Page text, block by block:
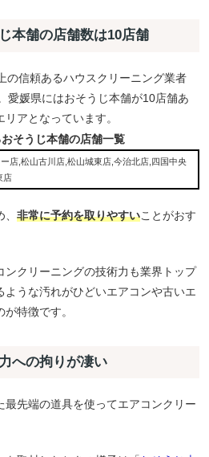
本舗の店舗数は10店舗
の信頼あるハウスクリーニング業者
愛媛県にはおそうじ本舗が10店舗あ
アとなっています。
そうじ本舗の店舗一覧
店,松山古川店,松山城東店,今治北店,四国中央
店
非常に予約を取りやすいことがおす
ンクリーニングの技術力も業界トップ
ような汚れがひどいエアコンや古いエ
特徴です。
への拘りが凄い
最先端の道具を使ってエアコンクリー